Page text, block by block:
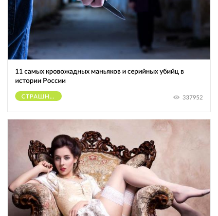
11 самых кровожадных маньяков и серийных убийц в
истории России
СТРАШНОЕ 337952